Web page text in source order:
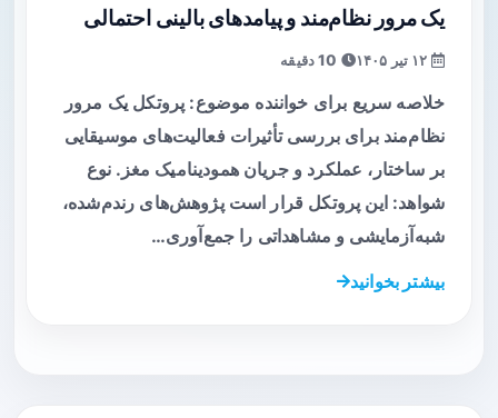
یک مرور نظام‌مند و پیامدهای بالینی احتمالی
خلاصه سریع برای خواننده موضوع: پروتکل یک مرور
نظام‌مند برای بررسی تأثیرات فعالیت‌های موسیقایی
بر ساختار، عملکرد و جریان همودینامیک مغز. نوع
شواهد: این پروتکل قرار است پژوهش‌های رندم‌شده،
شبه‌آزمایشی و مشاهداتی را جمع‌آوری…
بیشتر بخوانید